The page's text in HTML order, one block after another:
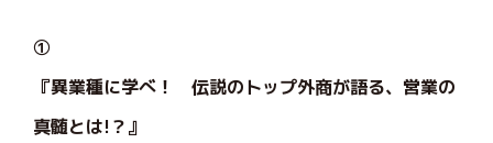
①
『異業種に学べ！ 伝説のトップ外商が語る、営業の
真髄とは!？』